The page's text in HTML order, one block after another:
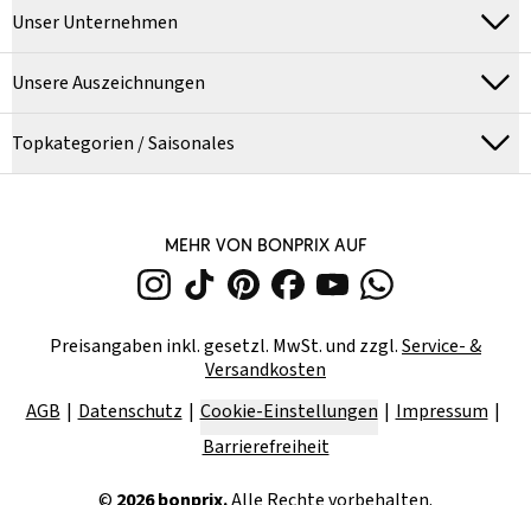
Unser Unternehmen
Unsere Auszeichnungen
Topkategorien / Saisonales
MEHR VON BONPRIX AUF
Preisangaben inkl. gesetzl. MwSt. und zzgl.Service- &
Versandkosten
AGB
Datenschutz Cookie-Einstellungen
Impressum
Barrierefreiheit